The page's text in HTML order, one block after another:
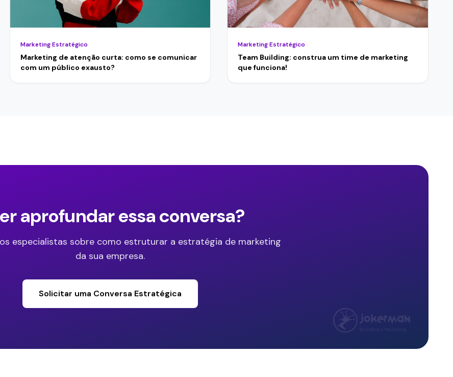
Marketing Estratégico
Marketing de atenção curta: como se comunicar
com um público exausto?
Marketing Estratégico
Team Building: construa um time de marketing
que funciona!
aprofundar essa conversa?
especialistas sobre como estruturar a estratégia de marketing
da sua empresa.
Solicitar uma Conversa Estratégica